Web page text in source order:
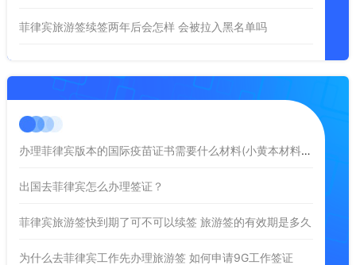
菲律宾旅游签续签两年后会怎样 会被拉入黑名单吗
办理菲律宾版本的国际疫苗证书需要什么材料(小黄本材料介绍)
出国去菲律宾怎么办理签证？
菲律宾旅游签快到期了可不可以续签 旅游签的有效期是多久
为什么去菲律宾工作先办理旅游签 如何申请9G工作签证